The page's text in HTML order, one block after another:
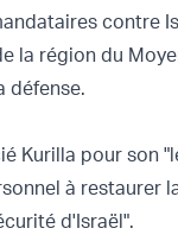
contre
la région du
défense.
Kurilla pour son
à restaurer
d'Israël".